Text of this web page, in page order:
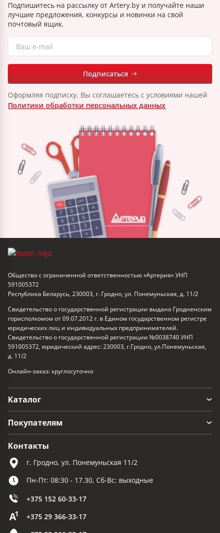
Подпишитесь на рассылку от Artery.by и получайте наши
лучшие предложения, конкурсы и новинки на свой
почтовый ящик.
Подписаться
Оформляя подписку, Вы соглашаетесь с условиями нашей
Политики обработки персональных данных
Общество с ограниченной ответственностью «Артерия» УНП
591005372
Республика Беларусь, 230003, г. Гродно, ул. Понемуньская, д. 11/2
Свидетельство о государственной регистрации выдано Гродненским
горисполкомом от 09.07.2012 г. в Едином государственном регистре
юридических лиц и индивидуальных предпринимателей.
Свидетельство о государственной регистрации №0038740 УНП
591005372, юридический адрес: 230003, г.Гродно, ул.Понемуньская,
д. 11/2
Онлайн-заказ: круглосуточно
Каталог
Покупателям
Контакты
г. Гродно, ул. Понемуньская 11/2
Пн-Пт: 08:30 - 17.30, Сб-Вс: выходные
+375 152 60-33-17
+375 29 366-33-17